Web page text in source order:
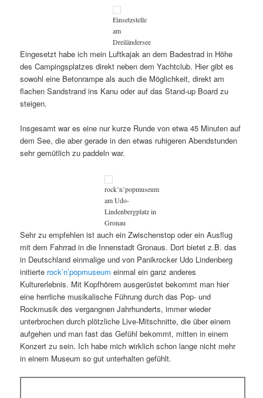
Einsetzstelle
am
Dreiländersee
Eingesetzt habe ich mein Luftkajak an dem Badestrad in Höhe
des Campingsplatzes direkt neben dem Yachtclub. Hier gibt es
sowohl eine Betonrampe als auch die Möglichkeit, direkt am
flachen Sandstrand ins Kanu oder auf das Stand-up Board zu
steigen.
Insgesamt war es eine nur kurze Runde von etwa 45 Minuten auf
dem See, die aber gerade in den etwas ruhigeren Abendstunden
sehr gemütlich zu paddeln war.
rock’n’popmuseum
am Udo-
Lindenbergplatz in
Gronau
Sehr zu empfehlen ist auch ein Zwischenstop oder ein Ausflug
mit dem Fahrrad in die Innenstadt Gronaus. Dort bietet z.B. das
in Deutschland einmalige und von Panikrocker Udo Lindenberg
initierte rock’n’popmuseum einmal ein ganz anderes
Kulturerlebnis. Mit Kopfhörern ausgerüstet bekommt man hier
eine herrliche musikalische Führung durch das Pop- und
Rockmusik des vergangnen Jahrhunderts, immer wieder
unterbrochen durch plötzliche Live-Mitschnitte, die über einem
aufgehen und man fast das Gefühl bekommt, mitten in einem
Konzert zu sein. Ich habe mich wirklich schon lange nicht mehr
in einem Museum so gut unterhalten gefühlt.